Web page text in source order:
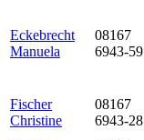
Eckebrecht
Manuela
08167
6943-59
Fischer
Christine
08167
6943-28